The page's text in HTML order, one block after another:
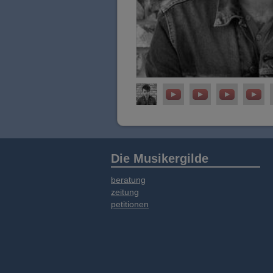
Die Musikergilde
beratung
zeitung
petitionen